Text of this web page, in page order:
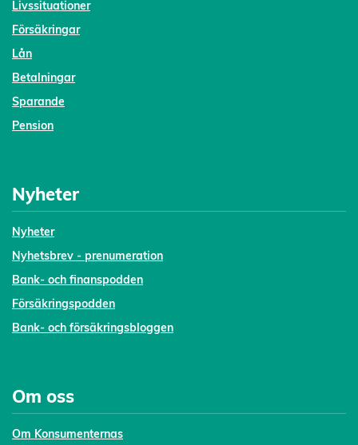
Livssituationer
Försäkringar
Lån
Betalningar
Sparande
Pension
Nyheter
Nyheter
Nyhetsbrev - prenumeration
Bank- och finanspodden
Försäkringspodden
Bank- och försäkringsbloggen
Om oss
Om Konsumenternas